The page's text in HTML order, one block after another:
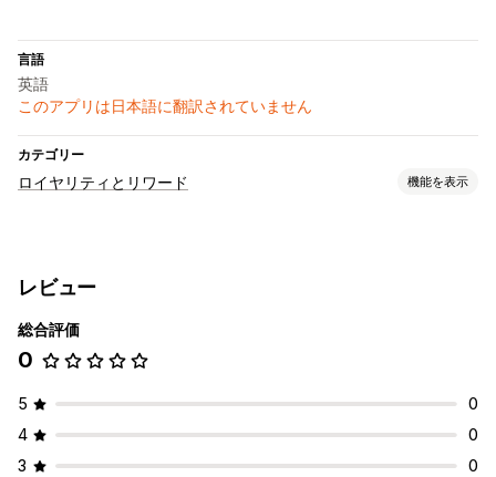
言語
英語
このアプリは日本語に翻訳されていません
カテゴリー
ロイヤリティとリワード 機能を表示
レビュー
総合評価
0
5
0
4
0
3
0